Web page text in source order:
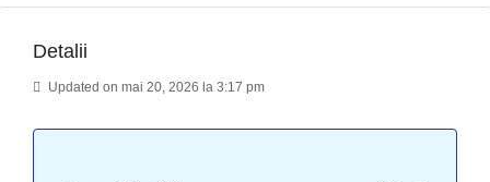
Detalii
Updated on mai 20, 2026 la 3:17 pm